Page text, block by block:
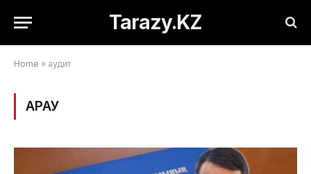
Tarazy.KZ
Home » аудит
ҚАРАУ